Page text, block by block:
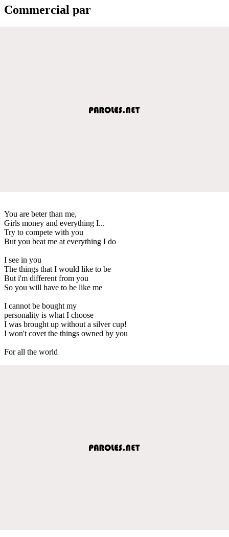
Commercial par
You are beter than me,
Girls money and everything I...
Try to compete with you
But you beat me at everything I do
I see in you
The things that I would like to be
But i'm different from you
So you will have to be like me
I cannot be bought my
personality is what I choose
I was brought up without a silver cup!
I won't covet the things owned by you
For all the world